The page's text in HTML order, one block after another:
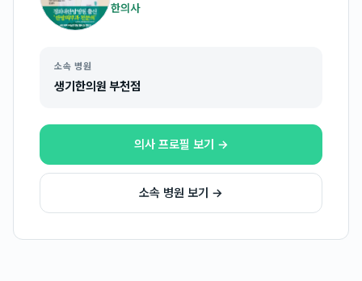
한의사
소속 병원
생기한의원 부천점
의사 프로필 보기 →
소속 병원 보기 →